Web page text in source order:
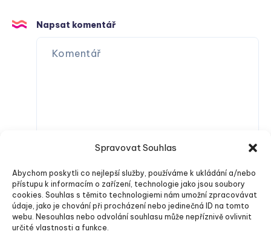
Spravovat Souhlas
Abychom poskytli co nejlepší služby, používáme k ukládání a/nebo
přístupu k informacím o zařízení, technologie jako jsou soubory
cookies. Souhlas s těmito technologiemi nám umožní zpracovávat
údaje, jako je chování při procházení nebo jedinečná ID na tomto
webu. Nesouhlas nebo odvolání souhlasu může nepříznivě ovlivnit
určité vlastnosti a funkce.
Napsat komentář